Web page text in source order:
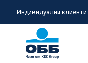
Индивидуални клиенти